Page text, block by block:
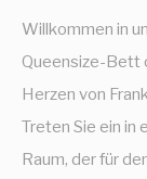
Willkommen in
Queensize-Bett
Herzen von
Treten Sie ein
Raum, der für